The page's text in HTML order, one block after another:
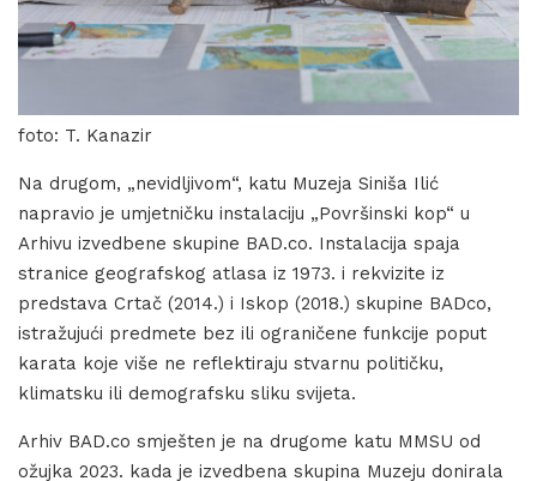
foto: T. Kanazir
Na drugom, „nevidljivom“, katu Muzeja Siniša Ilić
napravio je umjetničku instalaciju „Površinski kop“ u
Arhivu izvedbene skupine BAD.co. Instalacija spaja
stranice geografskog atlasa iz 1973. i rekvizite iz
predstava Crtač (2014.) i Iskop (2018.) skupine BADco,
istražujući predmete bez ili ograničene funkcije poput
karata koje više ne reflektiraju stvarnu političku,
klimatsku ili demografsku sliku svijeta.
Arhiv BAD.co smješten je na drugome katu MMSU od
ožujka 2023. kada je izvedbena skupina Muzeju donirala